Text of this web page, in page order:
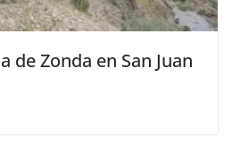
de Zonda en San Juan